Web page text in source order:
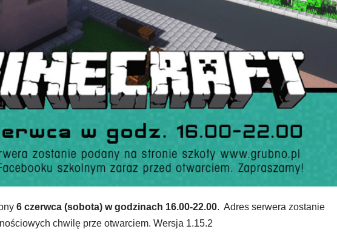
6 czerwca (sobota) w godzinach 16.00-22.00. Adres serwera zostanie
chwilę prze otwarciem. Wersja 1.15.2